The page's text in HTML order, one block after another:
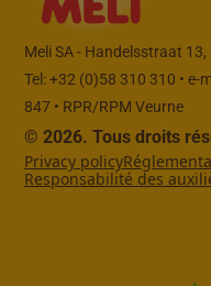
Meli SA - Handelsstraat 13,
Tel: +32 (0)58 310 310 • e-
847 • RPR/RPM Veurne
© 2026. Tous droits
Privacy policy
Responsabilité des